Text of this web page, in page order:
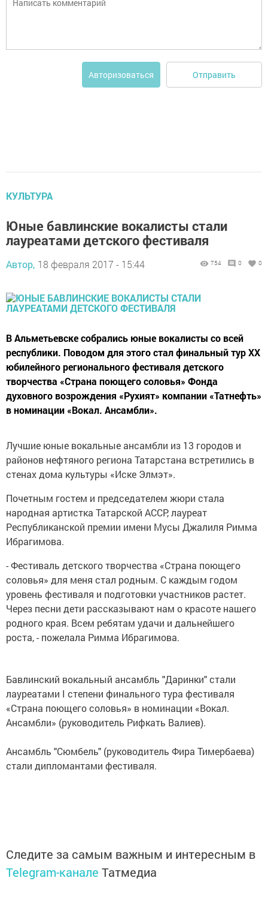
Авторизоваться Отправить
КУЛЬТУРА
Юные бавлинские вокалисты стали
лауреатами детского фестиваля
Автор, 18 февраля 2017 - 15:44 754 0 0
В Альметьевске собрались юные вокалисты со всей
республики. Поводом для этого стал финальный тур XX
юбилейного регионального фестиваля детского
творчества «Страна поющего соловья» Фонда
духовного возрождения «Рухият» компании «Татнефть»
в номинации «Вокал. Ансамбли».
Лучшие юные вокальные ансамбли из 13 городов и
районов нефтяного региона Татарстана встретились в
стенах дома культуры «Иске Элмэт».
Почетным гостем и председателем жюри стала
народная артистка Татарской АССР, лауреат
Республиканской премии имени Мусы Джалиля Римма
Ибрагимова.
- Фестиваль детского творчества «Страна поющего
соловья» для меня стал родным. С каждым годом
уровень фестиваля и подготовки участников растет.
Через песни дети рассказывают нам о красоте нашего
родного края. Всем ребятам удачи и дальнейшего
роста, - пожелала Римма Ибрагимова.
Бавлинский вокальный ансамбль "Даринки" стали
лауреатами I степени финального тура фестиваля
«Страна поющего соловья» в номинации «Вокал.
Ансамбли» (руководитель Рифкать Валиев).
Ансамбль "Сюмбель" (руководитель Фира Тимербаева)
стали дипломантами фестиваля.
Следите за самым важным и интересным в
Telegram-канале Татмедиа